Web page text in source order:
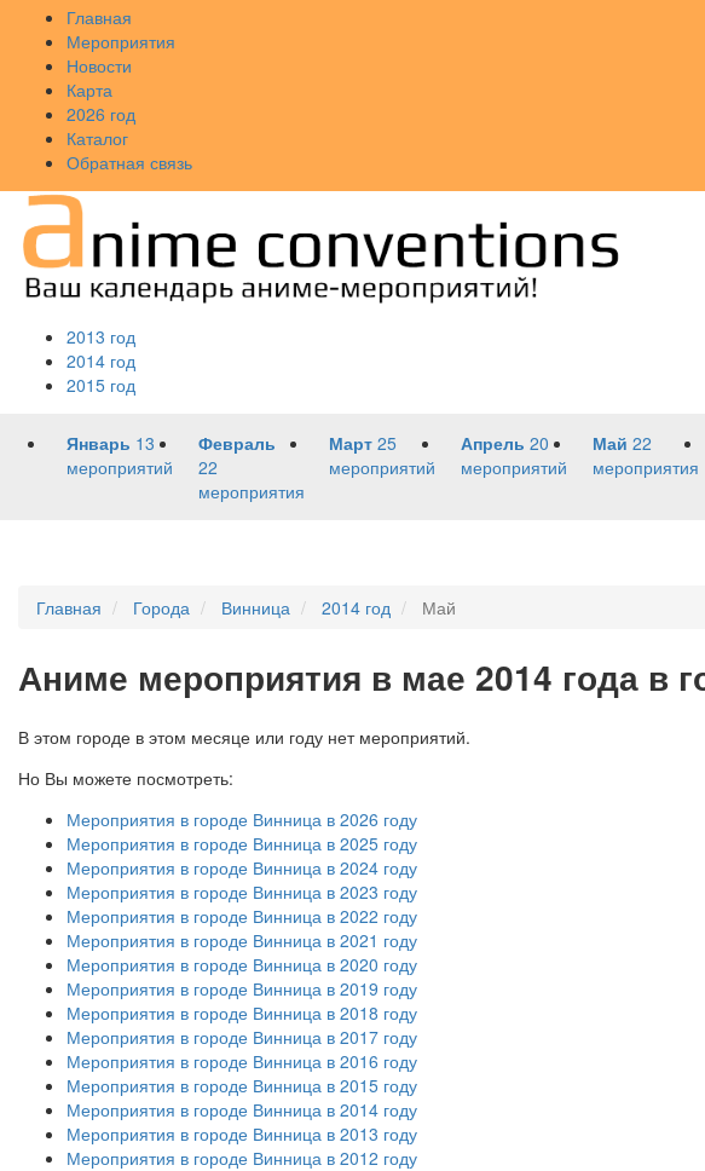
Главная
Мероприятия
Новости
Карта
2026 год
Каталог
Обратная связь
2013 год
2014 год
2015 год
Январь 13
мероприятий
Февраль
22
мероприятия
Март 25
мероприятий
Апрель 20
мероприятий
Май 22
мероприятия
Главная Города Винница 2014 год Май
Аниме мероприятия в мае 2014 года в
В этом городе в этом месяце или году нет мероприятий.
Но Вы можете посмотреть:
Мероприятия в городе Винница в 2026 году
Мероприятия в городе Винница в 2025 году
Мероприятия в городе Винница в 2024 году
Мероприятия в городе Винница в 2023 году
Мероприятия в городе Винница в 2022 году
Мероприятия в городе Винница в 2021 году
Мероприятия в городе Винница в 2020 году
Мероприятия в городе Винница в 2019 году
Мероприятия в городе Винница в 2018 году
Мероприятия в городе Винница в 2017 году
Мероприятия в городе Винница в 2016 году
Мероприятия в городе Винница в 2015 году
Мероприятия в городе Винница в 2014 году
Мероприятия в городе Винница в 2013 году
Мероприятия в городе Винница в 2012 году